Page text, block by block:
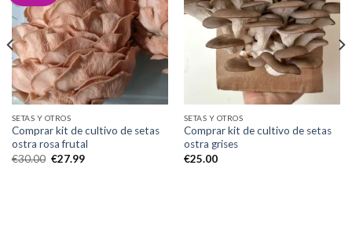
Add to
wishlist
SETAS Y OTROS
Comprar kit de cultivo de setas
ostra rosa frutal
€30.00 El
€27.99El
Add to
wishlist
SETAS Y OTROS
Comprar kit de cultivo de setas
ostra grises
€25.00